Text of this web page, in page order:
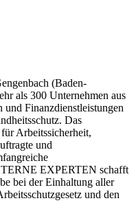
(Baden-
als 300 Unternehmen aus
Finanzdienstleistungen
Das
Arbeitssicherheit,
und
EXPERTEN schafft
bei der Einhaltung aller
und den